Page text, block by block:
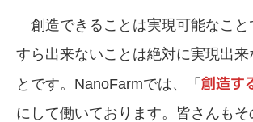
創造できることは実現可能なこと
すら出来ないことは絶対に実現出来
とです。NanoFarmでは、「 創造す
にして働いております。皆さんもそ